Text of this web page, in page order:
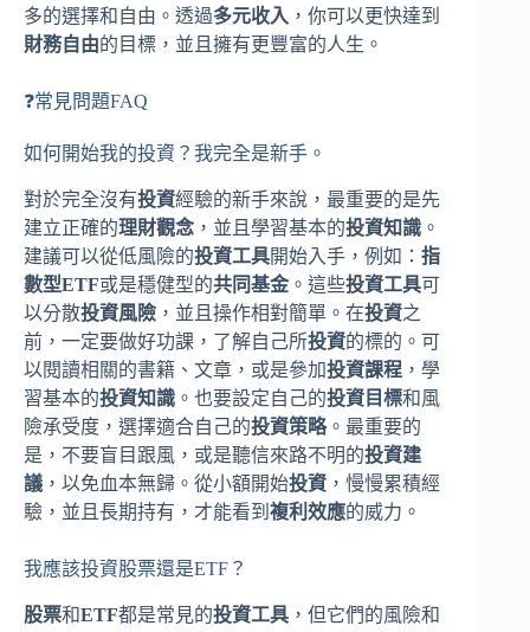
多的選擇和自由。透過多元收入 ，你可以更快達到
財務自由的目標，並且擁有更豐富的人生。
❓常見問題FAQ
如何開始我的投資？我完全是新手。
對於完全沒有投資經驗的新手來說，最重要的是先
建立正確的理財觀念 ，並且學習基本的投資知識 。
建議可以從低風險的投資工具開始入手，例如： 指
數型ETF或是穩健型的共同基金 。這些投資工具可
以分散投資風險 ，並且操作相對簡單。在投資之
前，一定要做好功課，了解自己所投資的標的。可
以閱讀相關的書籍、文章，或是參加投資課程 ，學
習基本的投資知識 。也要設定自己的投資目標和風
險承受度，選擇適合自己的投資策略。最重要的
是，不要盲目跟風，或是聽信來路不明的投資建
議 ，以免血本無歸。從小額開始投資 ，慢慢累積經
驗，並且長期持有，才能看到 複利效應的威力。
我應該投資股票還是ETF？
股票和ETF都是常見的投資工具 ，但它們的風險和